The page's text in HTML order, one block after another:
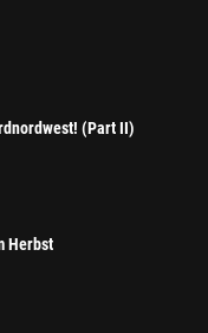
(Part II)
Herbst